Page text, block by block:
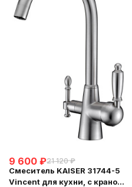
9 600 ₽21 120 ₽
Смеситель KAISER 31744-5
Vincent для кухни, с краном